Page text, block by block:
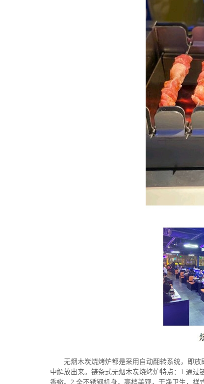
无烟木炭烧烤炉都是采用自动翻转系统，即
中解放出来。链条式无烟木炭烧烤炉特点：1.通
香嫩。2.全不锈钢机身，高档美观，干净卫生，样